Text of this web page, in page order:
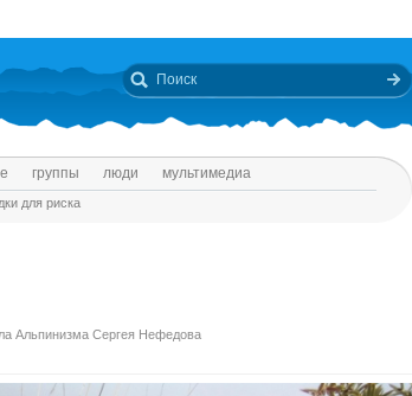
группы люди мультимедиа
для риска
Альпинизма Сергея Нефедова